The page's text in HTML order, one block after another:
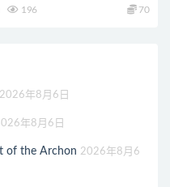
196 70
2026年8月6日
年8月6日
of the Archon 2026年8月6